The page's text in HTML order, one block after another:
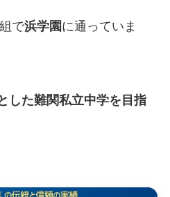
で浜学園に通っていま
した難関私立中学を目指